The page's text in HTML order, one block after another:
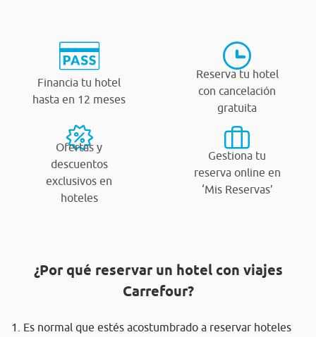
Financia tu hotel
hasta en 12 meses
Reserva tu hotel
con cancelación
gratuita
Ofertas y
descuentos
exclusivos en
hoteles
Gestiona tu
reserva online en
‘Mis Reservas’
¿Por qué reservar un hotel con viajes
Carrefour?
1. Es normal que estés acostumbrado a reservar hoteles